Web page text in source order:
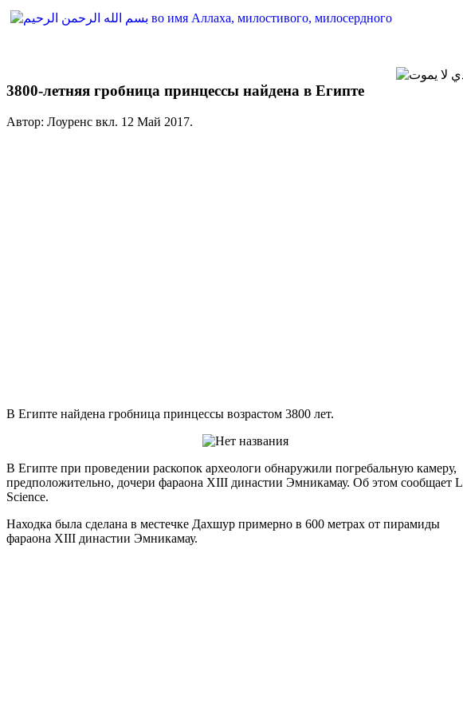
3800-летняя гробница принцессы найдена в Египте
Автор: Лоуренс вкл. 12 Май 2017.
В Египте найдена гробница принцессы возрастом 3800 лет.
В Египте при проведении раскопок археологи обнаружили погребальную камеру,
предположительно, дочери фараона XIII династии Эмникамау. Об этом сообщает
Science.
Находка была сделана в местечке Дахшур примерно в 600 метрах от пирамиды
фараона XIII династии Эмникамау.